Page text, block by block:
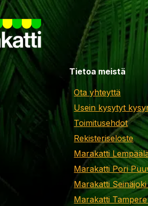
Tietoa meistä
Ota yhteyttä
Usein kysytyt
Toimitusehdot
Rekisteriseloste
Marakatti
Marakatti Pori
Marakatti
Marakatti